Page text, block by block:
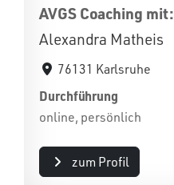
AVGS Coaching mit:
Alexandra Matheis
76131 Karlsruhe
Durchführung
online, persönlich
zum Profil